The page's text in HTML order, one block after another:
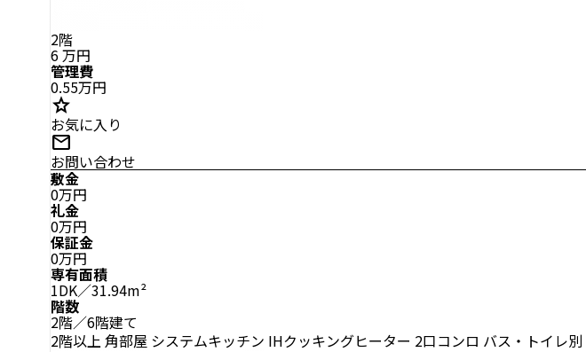
2階
6万円
管理費
0.55万円
star
お気に入り
mail
お問い合わせ
敷金
0万円
礼金
0万円
保証金
0万円
専有面積
1DK／31.94m²
階数
2階／6階建て
2階以上 角部屋 システムキッチン IHクッキングヒーター 2口コンロ バス・トイレ別